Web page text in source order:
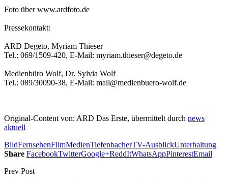
Foto über www.ardfoto.de
Pressekontakt:
ARD Degeto, Myriam Thieser
Tel.: 069/1509-420, E-Mail: myriam.thieser@degeto.de
Medienbüro Wolf, Dr. Sylvia Wolf
Tel.: 089/30090-38, E-Mail: mail@medienbuero-wolf.de
Original-Content von: ARD Das Erste, übermittelt durch news
aktuell
BildFernsehenFilmMedienTiefenbacherTV-AusblickUnterhaltung
Share FacebookTwitterGoogle+ReddItWhatsAppPinterestEmail
Prev Post